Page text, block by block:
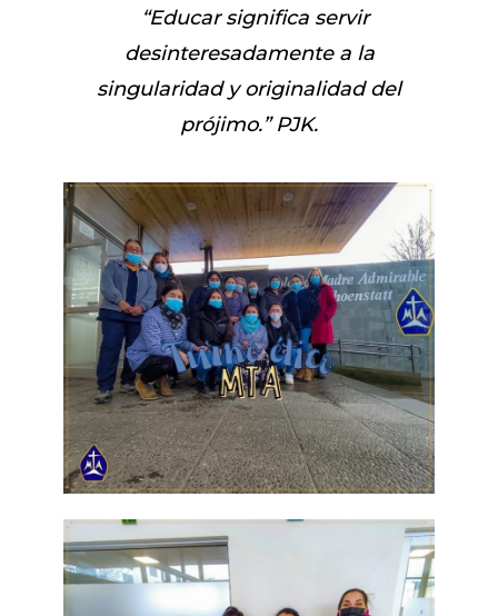
“Educar significa servir
desinteresadamente a la
singularidad y originalidad del
prójimo.” PJK.